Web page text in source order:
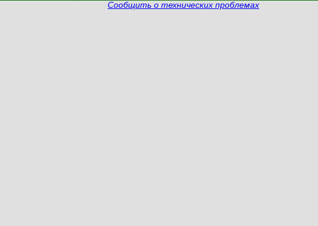
Сообщить о технических проблемах